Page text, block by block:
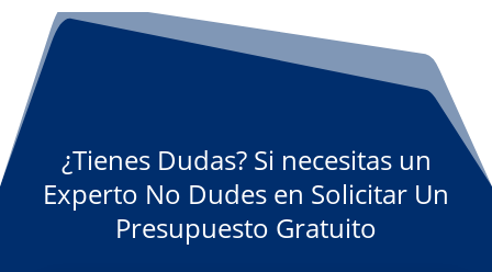
¿Tienes Dudas? Si necesitas un
Experto No Dudes en Solicitar Un
Presupuesto Gratuito